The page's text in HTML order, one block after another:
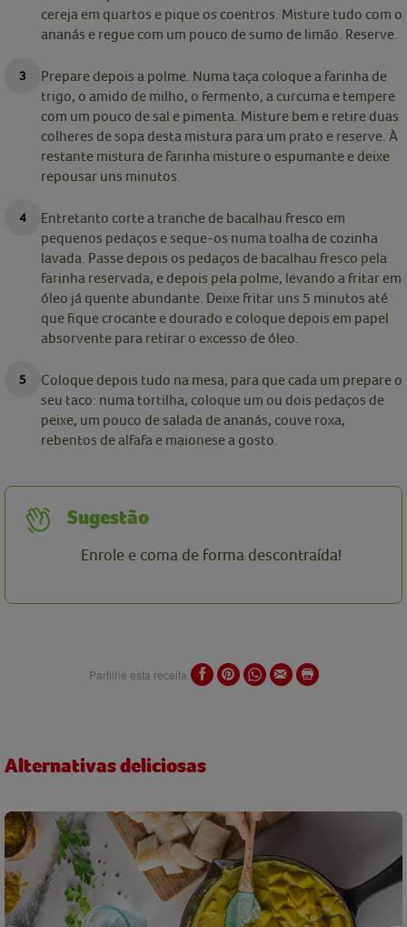
cereja em quartos e pique os coentros. Misture tudo com o
ananás e regue com um pouco de sumo de limão. Reserve.
Prepare depois a polme. Numa taça coloque a farinha de
trigo, o amido de milho, o fermento, a curcuma e tempere
com um pouco de sal e pimenta. Misture bem e retire duas
colheres de sopa desta mistura para um prato e reserve. À
restante mistura de farinha misture o espumante e deixe
repousar uns minutos.
Entretanto corte a tranche de bacalhau fresco em
pequenos pedaços e seque-os numa toalha de cozinha
lavada. Passe depois os pedaços de bacalhau fresco pela
farinha reservada, e depois pela polme, levando a fritar em
óleo já quente abundante. Deixe fritar uns 5 minutos até
que fique crocante e dourado e coloque depois em papel
absorvente para retirar o excesso de óleo.
Coloque depois tudo na mesa, para que cada um prepare o
seu taco: numa tortilha, coloque um ou dois pedaços de
peixe, um pouco de salada de ananás, couve roxa,
rebentos de alfafa e maionese a gosto.
Sugestão
Enrole e coma de forma descontraída!
Partilhe esta receita
Alternativas deliciosas